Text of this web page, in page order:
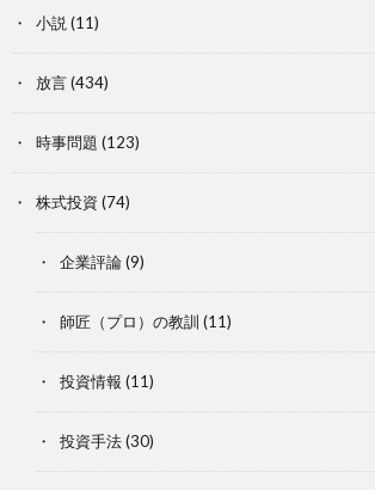
小説 (11)
放言(434)
時事問題 (123)
株式投資 (74)
企業評論(9)
師匠（プロ）の教訓 (11)
投資情報 (11)
投資手法(30)